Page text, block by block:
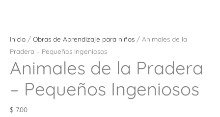
Inicio / Obras de Aprendizaje para niños / Animales de la
Pradera – Pequeños Ingeniosos
Animales de la Pradera
– Pequeños Ingeniosos
$ 7.00